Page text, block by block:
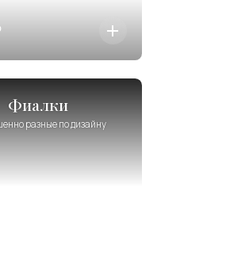
Фиалки
разные по дизайну